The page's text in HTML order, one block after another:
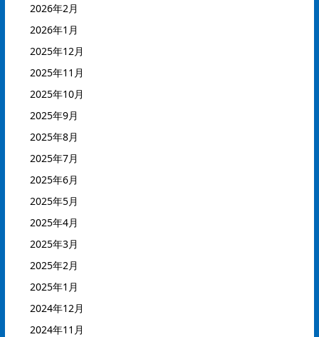
2026年2月
2026年1月
2025年12月
2025年11月
2025年10月
2025年9月
2025年8月
2025年7月
2025年6月
2025年5月
2025年4月
2025年3月
2025年2月
2025年1月
2024年12月
2024年11月